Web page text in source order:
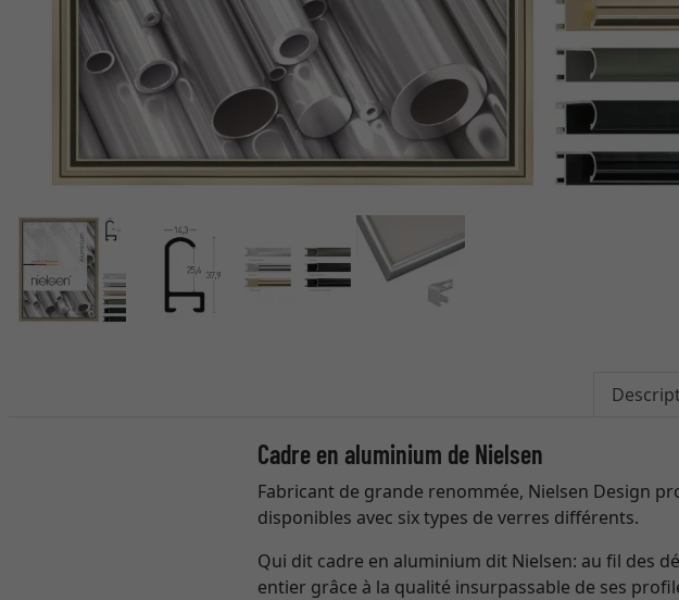
Cadre en aluminium de Nielsen
Fabricant de grande renommée, Nielsen Design
disponibles avec six types de verres différents.
Qui dit cadre en aluminium dit Nielsen: au fil des
entier grâce à la qualité insurpassable de ses